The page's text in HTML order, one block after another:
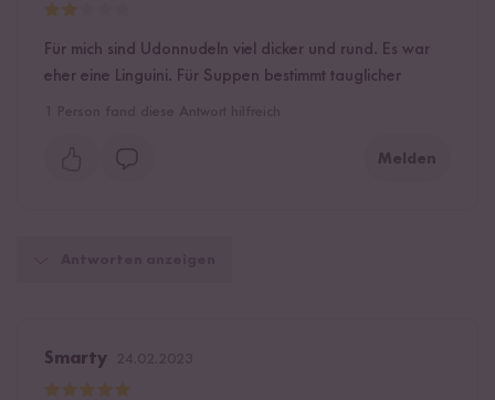
Für mich sind Udonnudeln viel dicker und rund. Es war
eher eine Linguini. Für Suppen bestimmt tauglicher
Melden
Smarty